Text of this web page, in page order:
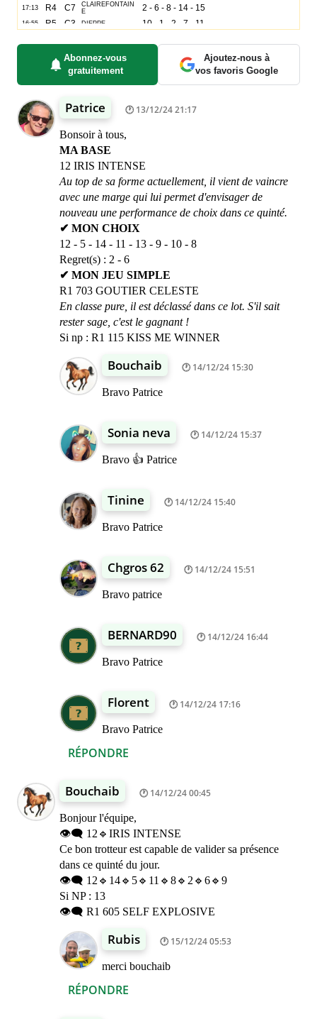
Abonnez-vous
gratuitement
Ajoutez-nous à
vos favoris Google
Patrice 13/12/24 21:17
Bonsoir à tous,
MA BASE
12 IRIS INTENSE
Au top de sa forme actuellement, il vient de vaincre
avec une marge qui lui permet d'envisager de
nouveau une performance de choix dans ce quinté.
✔ MON CHOIX
12 - 5 - 14 - 11 - 13 - 9 - 10 - 8
Regret(s) : 2 - 6
✔ MON JEU SIMPLE
R1 703 GOUTIER CELESTE
En classe pure, il est déclassé dans ce lot. S'il sait
rester sage, c'est le gagnant !
Si np : R1 115 KISS ME WINNER
RÉPONDRE
Bouchaib 14/12/24 15:30
Bravo Patrice
Sonia neva 14/12/24 15:37
Bravo 👍 Patrice
Tinine 14/12/24 15:40
Bravo Patrice
Chgros 62 14/12/24 15:51
Bravo patrice
BERNARD90 14/12/24 16:44
Bravo Patrice
Florent 14/12/24 17:16
Bravo Patrice
Bouchaib 14/12/24 00:45
Bonjour l'équipe,
👁️‍🗨️ 12🔹IRIS INTENSE
Ce bon trotteur est capable de valider sa présence
dans ce quinté du jour.
👁️‍🗨️ 12🔹14🔹5🔹11🔹8🔹2🔹6🔹9
Si NP : 13
👁️‍🗨️ R1 605 SELF EXPLOSIVE
RÉPONDRE
Rubis 15/12/24 05:53
merci bouchaib